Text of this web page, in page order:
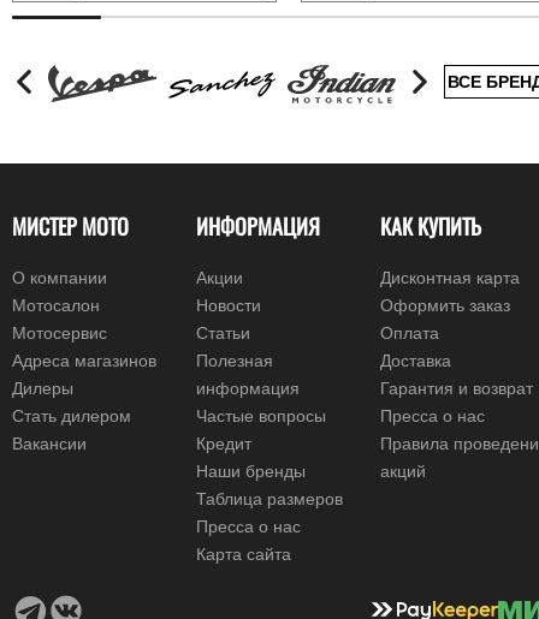
ВСЕ
МИСТЕР МОТО
О компании
Мотосалон
Мотосервис
Адреса магазинов
Дилеры
Стать дилером
Вакансии
ИНФОРМАЦИЯ
Акции
Новости
Статьи
Полезная
информация
Частые вопросы
Кредит
Наши бренды
Таблица размеров
Пресса о нас
Карта сайта
КАК КУПИТЬ
Дисконтная карта
Оформить заказ
Оплата
Доставка
Гарантия и возврат
Пресса о нас
Правила
акций